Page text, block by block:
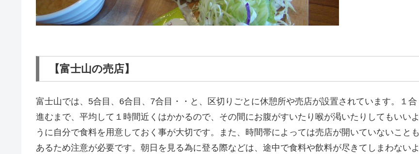
【富士山の売店】
富士山では、5合目、6合目、7合目・・と、区切りごとに休憩所や売店が設置されています。１合
進むまで、平均して１時間近くはかかるので、その間にお腹がすいたり喉が渇いたりしてもいいよ
うに自分で食料を用意しておく事が大切です。また、時間帯によっては売店が開いていないことも
あるため注意が必要です。朝日を見る為に登る際などは、途中で食料や飲料が尽きてしまわないよ